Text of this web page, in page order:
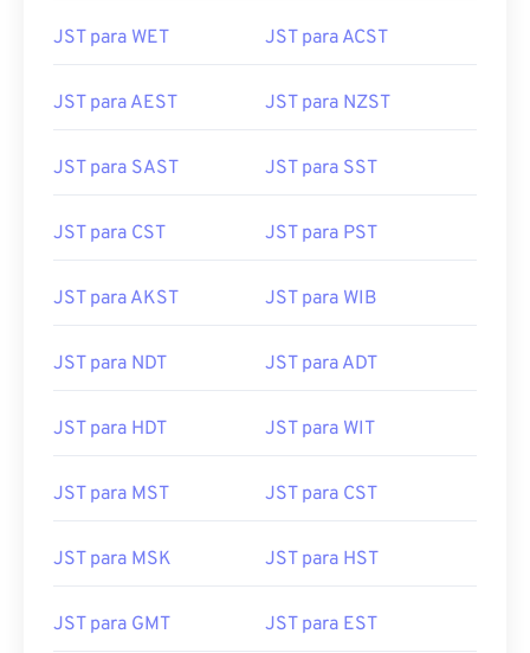
JST para WET JST para ACST
JST para AEST JST para NZST
JST para SAST JST para SST
JST para CST JST para PST
JST para AKST JST para WIB
JST para NDT JST para ADT
JST para HDT JST para WIT
JST para MST JST para CST
JST para MSK JST para HST
JST para GMT JST para EST